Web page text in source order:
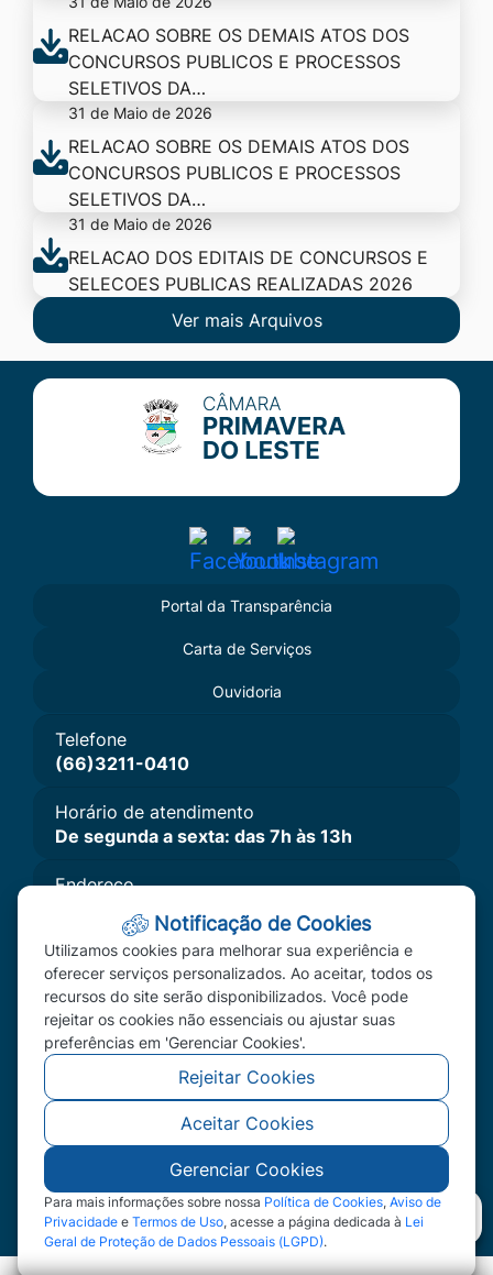
RELACAO SOBRE OS DEMAIS ATOS DOS
CONCURSOS PUBLICOS E PROCESSOS
SELETIVOS DA…
31 de Maio de 2026
RELACAO SOBRE OS DEMAIS ATOS DOS
CONCURSOS PUBLICOS E PROCESSOS
SELETIVOS DA…
31 de Maio de 2026
RELACAO DOS EDITAIS DE CONCURSOS E
SELECOES PUBLICAS REALIZADAS 2026
Ver mais Arquivos
Seção do Rodapé e Contato
Acessar
Rede
Social
Facebook
Acessar
Rede
Social
Youtube
Acessar
Rede
Social
Portal da Transparência
Carta de Serviços
Ouvidoria
Telefone
(66)3211-0410
Horário de atendimento
De segunda a sexta: das 7h às 13h
Endereço
Av. Primavera, Nº 300 - Bairro Primavera II,
Primavera do Leste, MT - CEP: 78850-000
Imprensa
A Câmara
Vereadores
Redefinir Cookies
©2026 - Câmara Municipal de Primavera do Leste
- MT - Todos os direitos reservados
Notificação de Cookies
Utilizamos cookies para melhorar sua experiência e
oferecer serviços personalizados. Ao aceitar, todos os
recursos do site serão disponibilizados. Você pode
rejeitar os cookies não essenciais ou ajustar suas
preferências em 'Gerenciar Cookies'.
Rejeitar Cookies
Aceitar Cookies
Gerenciar Cookies
Para mais informações sobre nossa Política de Cookies, Aviso de
Privacidade e Termos de Uso, acesse a página dedicada à Lei
Geral de Proteção de Dados Pessoais (LGPD).